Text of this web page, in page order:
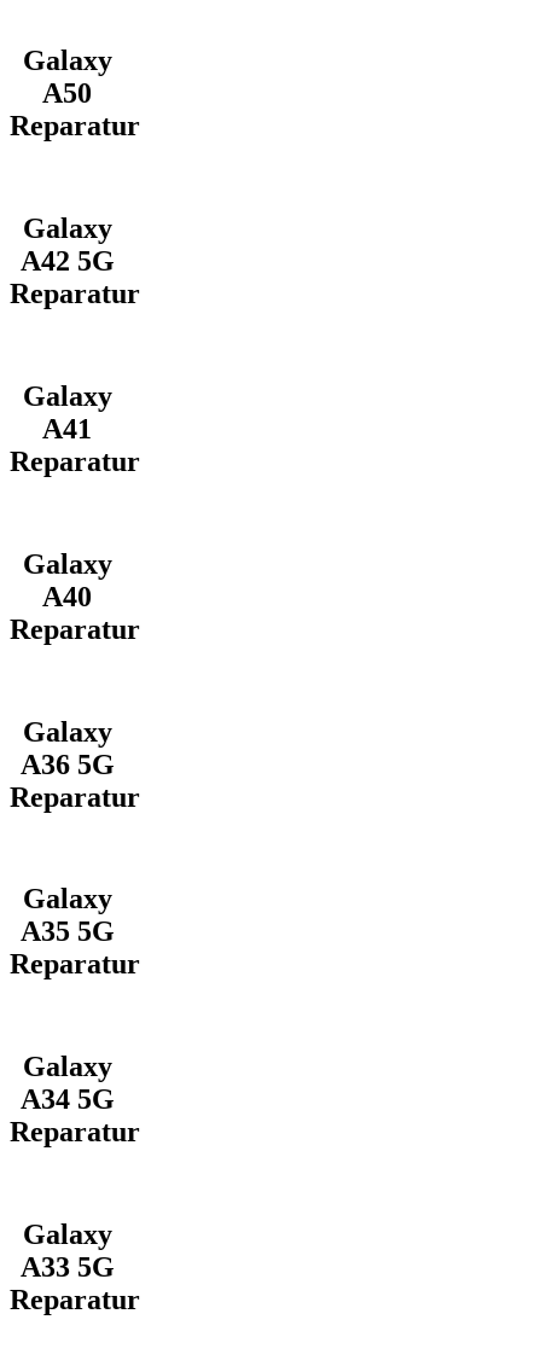
Galaxy
A50
Reparatur
Galaxy
A42 5G
Reparatur
Galaxy
A41
Reparatur
Galaxy
A40
Reparatur
Galaxy
A36 5G
Reparatur
Galaxy
A35 5G
Reparatur
Galaxy
A34 5G
Reparatur
Galaxy
A33 5G
Reparatur